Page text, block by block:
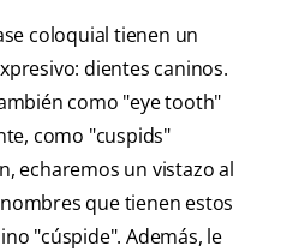
coloquial tienen un
dientes caninos.
como "eye tooth"
como "cuspids"
echaremos un vistazo al
que tienen estos
"cúspide". Además, le